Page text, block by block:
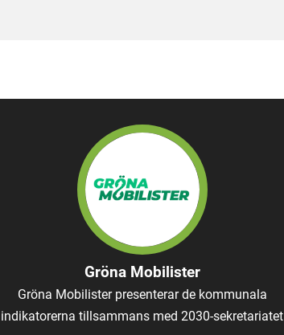
Gröna Mobilister
Gröna Mobilister presenterar de kommunala
indikatorerna tillsammans med 2030-sekretariatet